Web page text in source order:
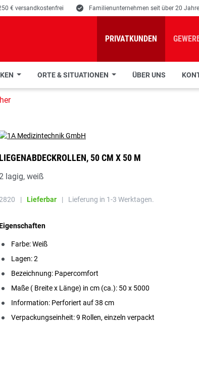
€ versandkostenfrei E Familienunternehmen seit über 20
PRIVATKUNDEN
ORTE & SITUATIONEN ÜBER UNS
LIEGENABDECKROLLEN, 50 CM X 50 M
2 lagig, weiß
| Lieferbar | Lieferung in 1-3 Werktagen.
Farbe: Weiß
Lagen: 2
Bezeichnung: Papercomfort
Maße ( Breite x Länge) in cm (ca.): 50 x 5000
Information: Perforiert auf 38 cm
Verpackungseinheit: 9 Rollen, einzeln verpackt